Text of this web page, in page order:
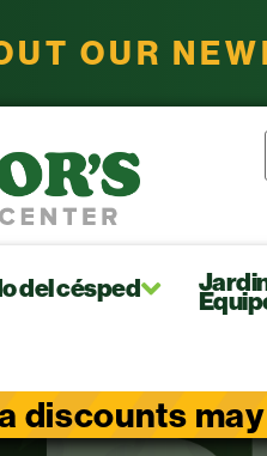
OUR
del césped
discounts